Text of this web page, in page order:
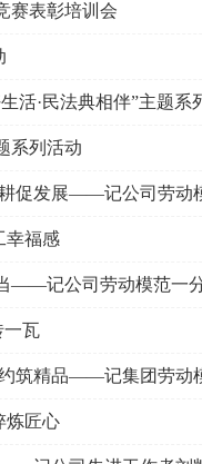
赛表彰培训会
活·民法典相伴”主题系
系列活动
促发展——记公司劳动
幸福感
——记公司劳动模范一
一瓦
筑精品——记集团劳动
炼匠心